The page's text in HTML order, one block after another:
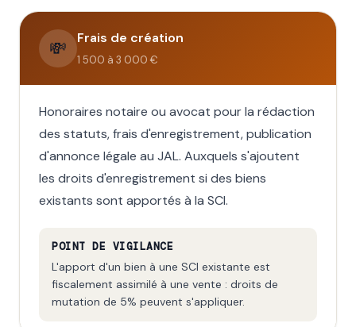
💸 Frais de création
1 500 à 3 000 €
Honoraires notaire ou avocat pour la rédaction
des statuts, frais d'enregistrement, publication
d'annonce légale au JAL. Auxquels s'ajoutent
les droits d'enregistrement si des biens
existants sont apportés à la SCI.
POINT DE VIGILANCE
L'apport d'un bien à une SCI existante est
fiscalement assimilé à une vente : droits de
mutation de 5% peuvent s'appliquer.